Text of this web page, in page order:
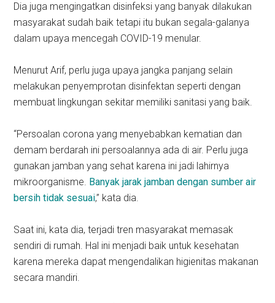
Dia juga mengingatkan disinfeksi yang banyak dilakukan
masyarakat sudah baik tetapi itu bukan segala-galanya
dalam upaya mencegah COVID-19 menular.
Menurut Arif, perlu juga upaya jangka panjang selain
melakukan penyemprotan disinfektan seperti dengan
membuat lingkungan sekitar memiliki sanitasi yang baik.
“Persoalan corona yang menyebabkan kematian dan
demam berdarah ini persoalannya ada di air. Perlu juga
gunakan jamban yang sehat karena ini jadi lahirnya
mikroorganisme. Banyak jarak jamban dengan sumber air
bersih tidak sesuai,” kata dia.
Saat ini, kata dia, terjadi tren masyarakat memasak
sendiri di rumah. Hal ini menjadi baik untuk kesehatan
karena mereka dapat mengendalikan higienitas makanan
secara mandiri.